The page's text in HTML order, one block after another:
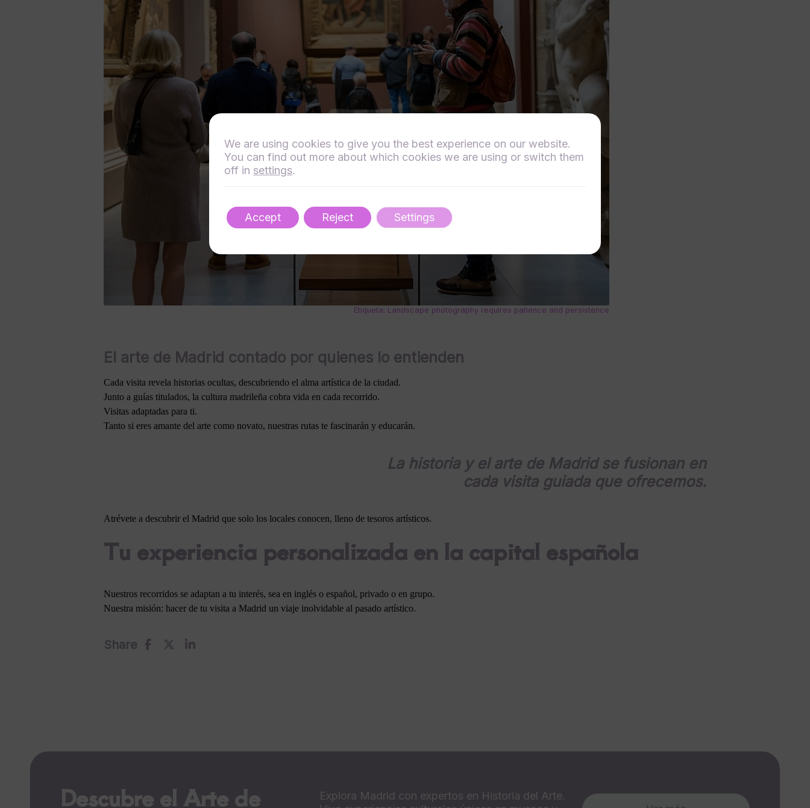
Etiqueta: Landscape photography requires patience and persistence
El arte de Madrid contado por quienes lo entienden
Cada visita revela historias ocultas, descubriendo el alma artística de la ciudad.
Junto a guías titulados, la cultura madrileña cobra vida en cada recorrido.
Visitas adaptadas para ti.
Tanto si eres amante del arte como novato, nuestras rutas te fascinarán y educarán.
La historia y el arte de Madrid se fusionan en
cada visita guiada que ofrecemos.
Atrévete a descubrir el Madrid que solo los locales conocen, lleno de tesoros artísticos.
Tu experiencia personalizada en la capital española
Nuestros recorridos se adaptan a tu interés, sea en inglés o español, privado o en grupo.
Nuestra misión: hacer de tu visita a Madrid un viaje inolvidable al pasado artístico.
Share
Descubre el Arte de
Explora Madrid con expertos en Historia del Arte.
We are using cookies to give you the best experience on our website.
You can find out more about which cookies we are using or switch them
off in settings.
Accept Reject Settings